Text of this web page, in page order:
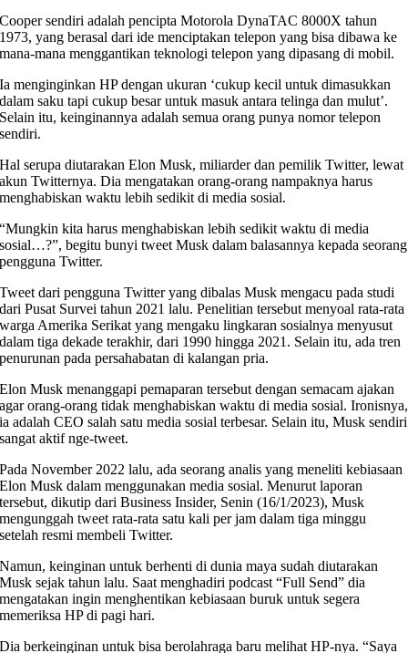
Cooper sendiri adalah pencipta Motorola DynaTAC 8000X tahun
1973, yang berasal dari ide menciptakan telepon yang bisa dibawa ke
mana-mana menggantikan teknologi telepon yang dipasang di mobil.
Ia menginginkan HP dengan ukuran ‘cukup kecil untuk dimasukkan
dalam saku tapi cukup besar untuk masuk antara telinga dan mulut’.
Selain itu, keinginannya adalah semua orang punya nomor telepon
sendiri.
Hal serupa diutarakan Elon Musk, miliarder dan pemilik Twitter, lewat
akun Twitternya. Dia mengatakan orang-orang nampaknya harus
menghabiskan waktu lebih sedikit di media sosial.
“Mungkin kita harus menghabiskan lebih sedikit waktu di media
sosial…?”, begitu bunyi tweet Musk dalam balasannya kepada seorang
pengguna Twitter.
Tweet dari pengguna Twitter yang dibalas Musk mengacu pada studi
dari Pusat Survei tahun 2021 lalu. Penelitian tersebut menyoal rata-rata
warga Amerika Serikat yang mengaku lingkaran sosialnya menyusut
dalam tiga dekade terakhir, dari 1990 hingga 2021. Selain itu, ada tren
penurunan pada persahabatan di kalangan pria.
Elon Musk menanggapi pemaparan tersebut dengan semacam ajakan
agar orang-orang tidak menghabiskan waktu di media sosial. Ironisnya,
ia adalah CEO salah satu media sosial terbesar. Selain itu, Musk sendiri
sangat aktif nge-tweet.
Pada November 2022 lalu, ada seorang analis yang meneliti kebiasaan
Elon Musk dalam menggunakan media sosial. Menurut laporan
tersebut, dikutip dari Business Insider, Senin (16/1/2023), Musk
mengunggah tweet rata-rata satu kali per jam dalam tiga minggu
setelah resmi membeli Twitter.
Namun, keinginan untuk berhenti di dunia maya sudah diutarakan
Musk sejak tahun lalu. Saat menghadiri podcast “Full Send” dia
mengatakan ingin menghentikan kebiasaan buruk untuk segera
memeriksa HP di pagi hari.
Dia berkeinginan untuk bisa berolahraga baru melihat HP-nya. “Saya